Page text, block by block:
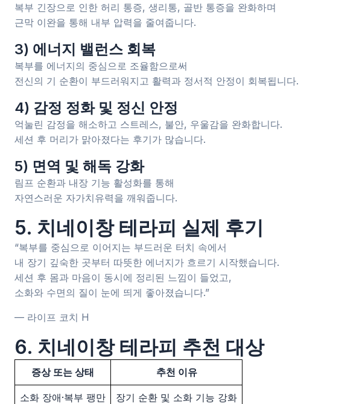
복부 긴장으로 인한 허리 통증, 생리통, 골반 통증을 완화하며
근막 이완을 통해 내부 압력을 줄여줍니다.
3) 에너지 밸런스 회복
복부를 에너지의 중심으로 조율함으로써
전신의 기 순환이 부드러워지고 활력과 정서적 안정이 회복됩니다.
4) 감정 정화 및 정신 안정
억눌린 감정을 해소하고 스트레스, 불안, 우울감을 완화합니다.
세션 후 머리가 맑아졌다는 후기가 많습니다.
5) 면역 및 해독 강화
림프 순환과 내장 기능 활성화를 통해
자연스러운 자가치유력을 깨워줍니다.
5. 치네이창 테라피 실제 후기
“복부를 중심으로 이어지는 부드러운 터치 속에서
내 장기 깊숙한 곳부터 따뜻한 에너지가 흐르기 시작했습니다.
세션 후 몸과 마음이 동시에 정리된 느낌이 들었고,
소화와 수면의 질이 눈에 띄게 좋아졌습니다.”
— 라이프 코치 H
6. 치네이창 테라피 추천 대상
증상 또는 상태 추천 이유
소화 장애·복부 팽만 장기 순환 및 소화 기능 강화